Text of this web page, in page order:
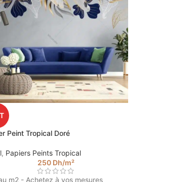
Peint Tropical Doré
, Papiers Peints Tropical
250 Dh/m²
m2 - Achetez à vos mesures